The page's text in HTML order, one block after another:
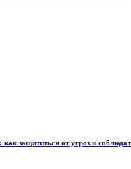
защититься от угроз и